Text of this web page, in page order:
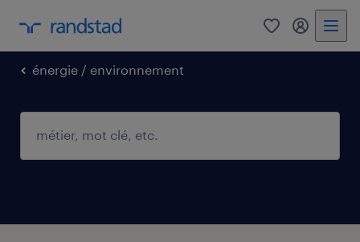
0 mon
énergie / environnement